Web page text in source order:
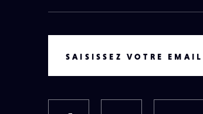
SAISISSEZ VOTRE EMAIL